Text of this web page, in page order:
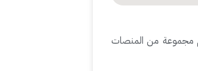
مجموعة من المنصات